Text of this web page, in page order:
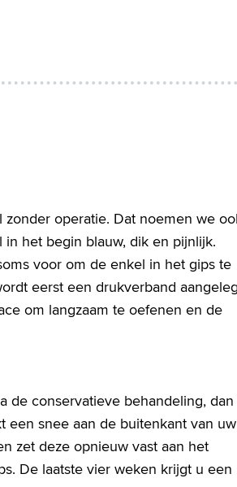
operatie. Dat noemen we
het begin blauw, dik en pijnlijk.
voor om de enkel in het gips te
eerst een drukverband
om langzaam te oefenen en de
de conservatieve behandeling,
snee aan de buitenkant van uw
zet deze opnieuw vast aan het
De laatste vier weken krijgt u een